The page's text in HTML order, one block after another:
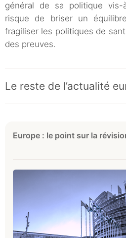
général de sa politique vis-
risque de briser un
fragiliser les politiques de
des preuves.
Le reste de l’actualité
Europe : le point sur la